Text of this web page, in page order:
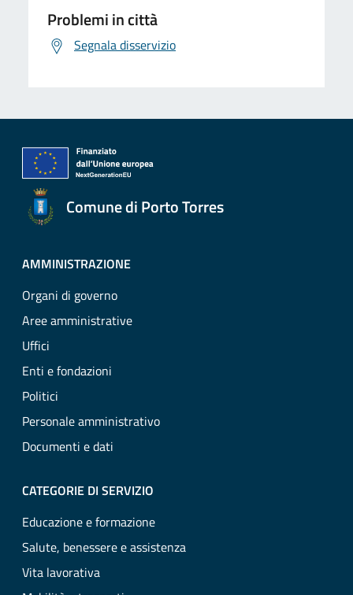
Problemi in città
Segnala disservizio
Comune di Porto Torres
AMMINISTRAZIONE
Organi di governo
Aree amministrative
Uffici
Enti e fondazioni
Politici
Personale amministrativo
Documenti e dati
CATEGORIE DI SERVIZIO
Educazione e formazione
Salute, benessere e assistenza
Vita lavorativa